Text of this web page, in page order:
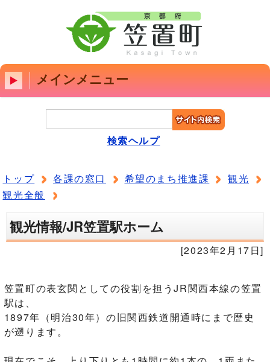
メインメニュー
検索ヘルプ
トップ 各課の窓口 希望のまち推進課
観光
観光全般
観光情報/JR笠置駅ホーム
[2023年2月17日]
笠置町の表玄関としての役割を担うJR関西本線の笠置
駅は、
1897年（明治30年）の旧関西鉄道開通時にまで歴史
が遡ります。